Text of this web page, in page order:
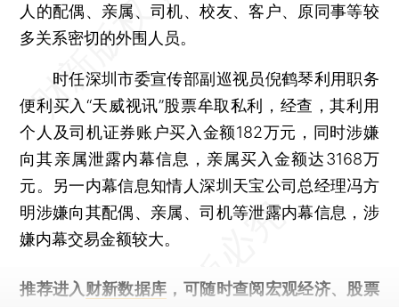
人的配偶、亲属、司机、校友、客户、原同事等较
多关系密切的外围人员。
时任深圳市委宣传部副巡视员倪鹤琴利用职务
便利买入“天威视讯”股票牟取私利，经查，其利用
个人及司机证券账户买入金额182万元，同时涉嫌
向其亲属泄露内幕信息，亲属买入金额达3168万
元。另一内幕信息知情人深圳天宝公司总经理冯方
明涉嫌向其配偶、亲属、司机等泄露内幕信息，涉
嫌内幕交易金额较大。
推荐进入 财新数据库 ，可随时查阅宏观经济、股票